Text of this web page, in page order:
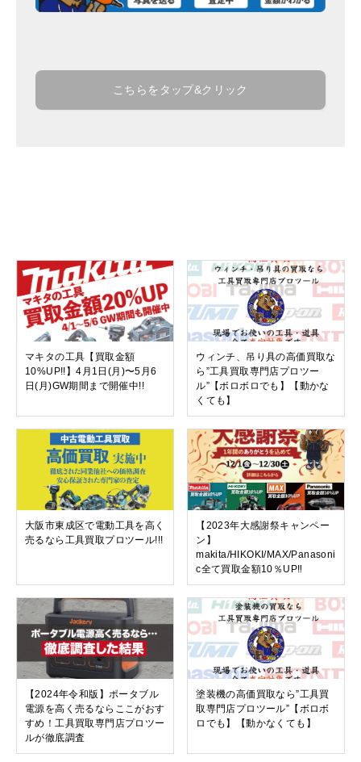
こちらをタップ&クリック
マキタの工具【買取金額
10%UP!!】4月1日(月)〜5月6
日(月)GW期間まで開催中!!
ウィンチ、吊り具の高価買取な
ら”工具買取専門店プロツー
ル”【ボロボロでも】【動かな
くても】
大阪市東成区で電動工具を高く
売るなら工具買取プロツール!!!
【2023年大感謝祭キャンペー
ン】
makita/HIKOKI/MAX/Panasoni
c全て買取金額10％UP‼︎
【2024年令和版】ポータブル
電源を高く売るならここがおす
すめ！工具買取専門店プロツー
ルが徹底調査
塗装機の高価買取なら”工具買
取専門店プロツール”【ボロボ
ロでも】【動かなくても】